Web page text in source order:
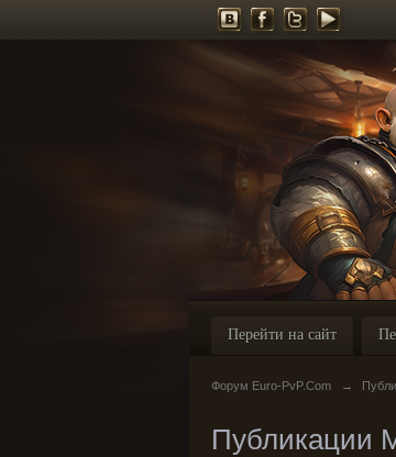
Перейти на сайт
Форум Euro-PvP.Com →
Публикации